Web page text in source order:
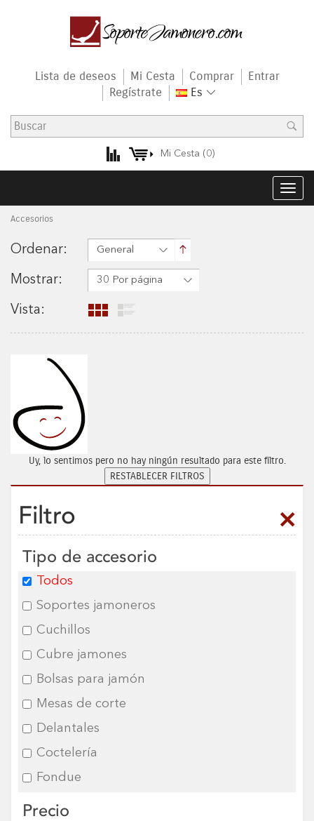
Lista de deseos Mi Cesta Comprar
Entrar
Regístrate
Es
Mi Cesta ( 0)
Accesorios
Ordenar: General
Mostrar: 30 Por página
Vista:
Uy, lo sentimos pero no hay ningún resultado para este filtro.
Filtro
Tipo de accesorio
Todos
Soportes jamoneros
Cuchillos
Cubre jamones
Bolsas para jamón
Mesas de corte
Delantales
Coctelería
Fondue
Precio